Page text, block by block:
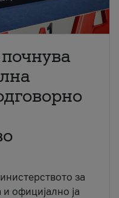
за
официјално ја